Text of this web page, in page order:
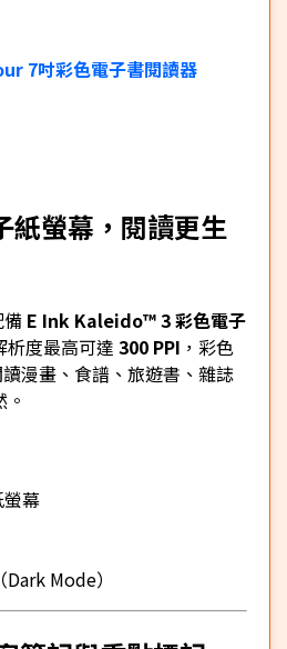
7吋彩色電子書閱讀器
紙螢幕，閱讀更生
E Ink Kaleido™ 3 彩色電子
析度最高可達 300 PPI ，彩色
讀漫畫、食譜、旅遊書、雜誌
幕
Mode）